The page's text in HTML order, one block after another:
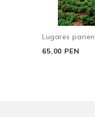
Lugares
65,00 PEN